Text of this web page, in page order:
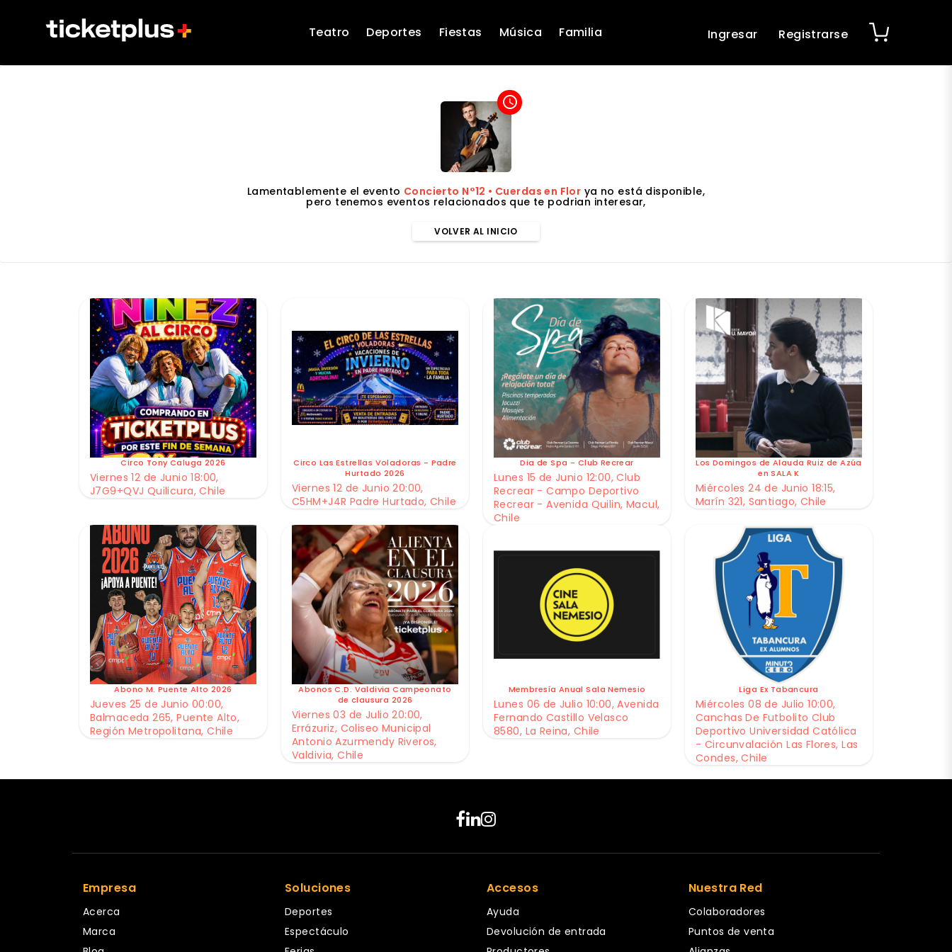
Teatro Deportes Fiestas Música Familia Ingresar Registrarse
access_time
Lamentablemente el evento Concierto N°12 • Cuerdas en Flor ya no está disponible,
pero tenemos eventos relacionados que te podrian interesar,
VOLVER AL INICIO
Circo Tony Caluga 2026
Viernes 12 de Junio 18:00,
J7G9+QVJ Quilicura, Chile
Circo Las Estrellas Voladoras - Padre
Hurtado 2026
Viernes 12 de Junio 20:00,
C5HM+J4R Padre Hurtado, Chile
Dia de Spa - Club Recrear
Lunes 15 de Junio 12:00, Club
Recrear - Campo Deportivo
Recrear - Avenida Quilin, Macul,
Chile
Los Domingos de Alauda Ruiz de Azúa
en SALA K
Miércoles 24 de Junio 18:15,
Marín 321, Santiago, Chile
Abono M. Puente Alto 2026
Jueves 25 de Junio 00:00,
Balmaceda 265, Puente Alto,
Región Metropolitana, Chile
Abonos C.D. Valdivia Campeonato
de clausura 2026
Viernes 03 de Julio 20:00,
Errázuriz, Coliseo Municipal
Antonio Azurmendy Riveros,
Valdivia, Chile
Membresía Anual Sala Nemesio
Lunes 06 de Julio 10:00, Avenida
Fernando Castillo Velasco
8580, La Reina, Chile
Liga Ex Tabancura
Miércoles 08 de Julio 10:00,
Canchas De Futbolito Club
Deportivo Universidad Católica
- Circunvalación Las Flores, Las
Condes, Chile
Empresa
Acerca
Marca
Soluciones
Deportes
Espectáculo
Accesos
Ayuda
Devolución de entrada
Nuestra Red
Colaboradores
Puntos de venta